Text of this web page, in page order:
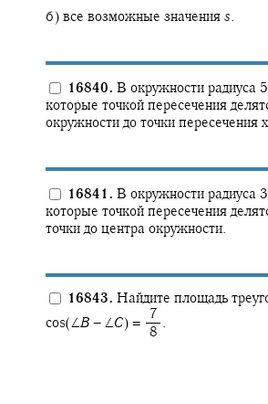
б) все возможные значения s.
16840. В окружности радиуса 5‍
которые точкой пересечения
окружности до точки пересечения
16841. В окружности радиуса 3‍
которые точкой пересечения
точки до центра окружности.
16843. Найдите площадь
cos(∠B − ∠C) = ‍
‍ 7
‍ 8
.